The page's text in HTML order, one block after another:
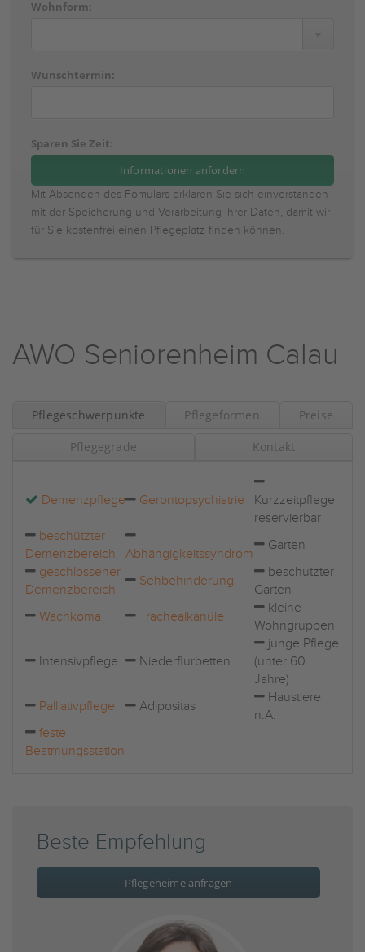
Wohnform:
Wunschtermin:
Sparen Sie Zeit:
Mit Absenden des Fomulars erklären Sie sich einverstanden
mit der Speicherung und Verarbeitung Ihrer Daten, damit wir
für Sie kostenfrei einen Pflegeplatz finden können.
AWO Seniorenheim Calau
Pflegeschwerpunkte Pflegeformen Preise
Pflegegrade Kontakt
Demenzpflege Gerontopsychiatrie
Kurzzeitpflege
reservierbar
beschützter
Demenzbereich
Abhängigkeitssyndrom
Garten
geschlossener
Demenzbereich
Sehbehinderung
beschützter
Garten
Wachkoma
Trachealkanüle
kleine
Wohngruppen
Intensivpflege Niederflurbetten
junge Pflege
(unter 60
Jahre)
Palliativpflege
Adipositas
Haustiere
n.A.
feste
Beatmungsstation
Beste Empfehlung
Pflegeheime anfragen